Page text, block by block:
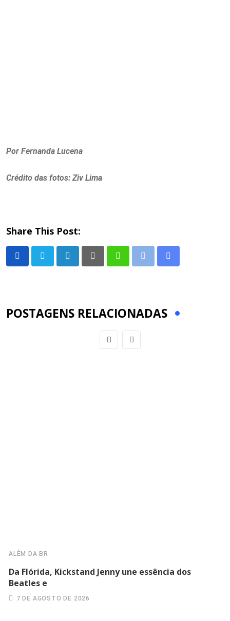
Por Fernanda Lucena
Crédito das fotos: Ziv Lima
Share This Post:
POSTAGENS RELACIONADAS
ALÉM DA BR
Da Flórida, Kickstand Jenny une essência dos
Beatles e
7 DE AGOSTO DE 2026